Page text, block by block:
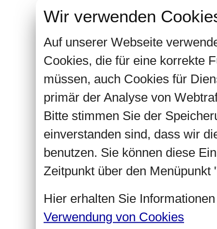
Wir verwenden
Auf unserer Webseite
Cookies, die für eine korrekte
müssen, auch Cookies für
primär der Analyse von
Bitte stimmen Sie der
einverstanden sind, dass wir
benutzen. Sie können diese
Zeitpunkt über den Menüpunkt
Hier erhalten Sie
Verwendung von Cookies